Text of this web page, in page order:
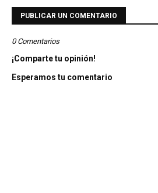
PUBLICAR UN COMENTARIO
0 Comentarios
¡Comparte tu opinión!
Esperamos tu comentario